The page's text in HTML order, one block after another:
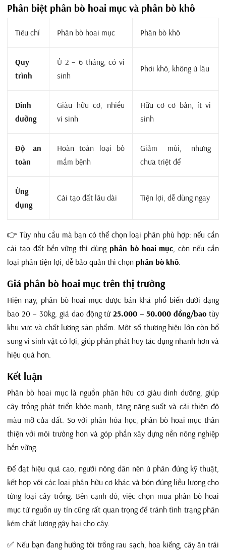
Phân biệt phân bò hoai mục và phân bò khô
Tiêu chí Phân bò hoai mục Phân bò khô
Quy
trình
Ủ 2 – 6 tháng, có vi
sinh
Phơi khô, không ủ lâu
Dinh
dưỡng
Giàu hữu cơ, nhiều
vi sinh
Hữu cơ cơ bản, ít vi
sinh
Độ an
toàn
Hoàn toàn loại bỏ
mầm bệnh
Giảm mùi, nhưng
chưa triệt để
Ứng
dụng
Cải tạo đất lâu dài Tiện lợi, dễ dùng ngay
👉 Tùy nhu cầu mà bạn có thể chọn loại phân phù hợp: nếu cần
cải tạo đất bền vững thì dùng phân bò hoai mục, còn nếu cần
loại phân tiện lợi, dễ bảo quản thì chọn phân bò khô.
Giá phân bò hoai mục trên thị trường
Hiện nay, phân bò hoai mục được bán khá phổ biến dưới dạng
bao 20 – 30kg, giá dao động từ25.000 – 50.000 đồng/bao tùy
khu vực và chất lượng sản phẩm. Một số thương hiệu lớn còn bổ
sung vi sinh vật có lợi, giúp phân phát huy tác dụng nhanh hơn và
hiệu quả hơn.
Kết luận
Phân bò hoai mục là nguồn phân hữu cơ giàu dinh dưỡng, giúp
cây trồng phát triển khỏe mạnh, tăng năng suất và cải thiện độ
màu mỡ của đất. So với phân hóa học, phân bò hoai mục thân
thiện với môi trường hơn và góp phần xây dựng nền nông nghiệp
bền vững.
Để đạt hiệu quả cao, người nông dân nên ủ phân đúng kỹ thuật,
kết hợp với các loại phân hữu cơ khác và bón đúng liều lượng cho
từng loại cây trồng. Bên cạnh đó, việc chọn mua phân bò hoai
mục từ nguồn uy tín cũng rất quan trọng để tránh tình trạng phân
kém chất lượng gây hại cho cây.
✅ Nếu bạn đang hướng tới trồng rau sạch, hoa kiểng, cây ăn trái